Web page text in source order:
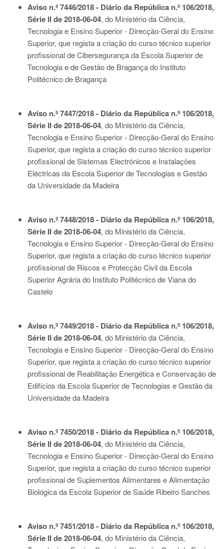
Aviso n.º 7446/2018 - Diário da República n.º 106/2018,
Série II de 2018-06-04, do Ministério da Ciência,
Tecnologia e Ensino Superior - Direcção-Geral do Ensino
Superior, que regista a criação do curso técnico superior
profissional de Cibersegurança da Escola Superior de
Tecnologia e de Gestão de Bragança do Instituto
Politécnico de Bragança
Aviso n.º 7447/2018 - Diário da República n.º 106/2018,
Série II de 2018-06-04, do Ministério da Ciência,
Tecnologia e Ensino Superior - Direcção-Geral do Ensino
Superior, que regista a criação do curso técnico superior
profissional de Sistemas Electrónicos e Instalações
Eléctricas da Escola Superior de Tecnologias e Gestão
da Universidade da Madeira
Aviso n.º 7448/2018 - Diário da República n.º 106/2018,
Série II de 2018-06-04, do Ministério da Ciência,
Tecnologia e Ensino Superior - Direcção-Geral do Ensino
Superior, que regista a criação do curso técnico superior
profissional de Riscos e Protecção Civil da Escola
Superior Agrária do Instituto Politécnico de Viana do
Castelo
Aviso n.º 7449/2018 - Diário da República n.º 106/2018,
Série II de 2018-06-04, do Ministério da Ciência,
Tecnologia e Ensino Superior - Direcção-Geral do Ensino
Superior, que regista a criação do curso técnico superior
profissional de Reabilitação Energética e Conservação de
Edifícios da Escola Superior de Tecnologias e Gestão da
Universidade da Madeira
Aviso n.º 7450/2018 - Diário da República n.º 106/2018,
Série II de 2018-06-04, do Ministério da Ciência,
Tecnologia e Ensino Superior - Direcção-Geral do Ensino
Superior, que regista a criação do curso técnico superior
profissional de Suplementos Alimentares e Alimentação
Biológica da Escola Superior de Saúde Ribeiro Sanches
Aviso n.º 7451/2018 - Diário da República n.º 106/2018,
Série II de 2018-06-04, do Ministério da Ciência,